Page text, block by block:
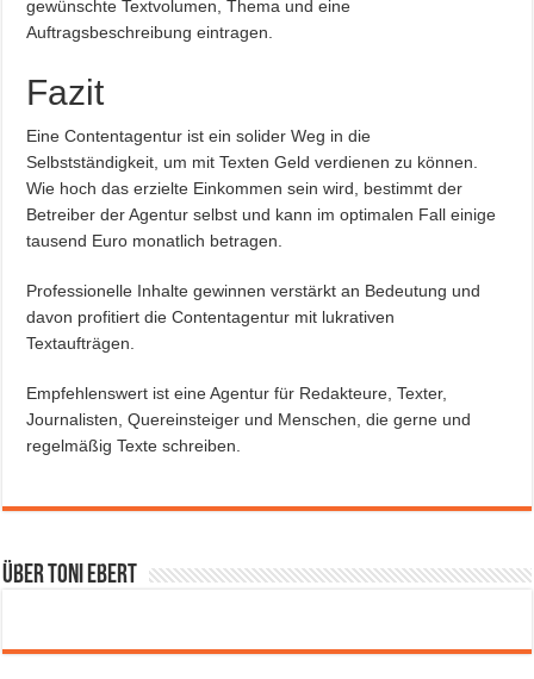
gewünschte Textvolumen, Thema und eine
Auftragsbeschreibung eintragen.
Fazit
Eine Contentagentur ist ein solider Weg in die
Selbstständigkeit, um mit Texten Geld verdienen zu können.
Wie hoch das erzielte Einkommen sein wird, bestimmt der
Betreiber der Agentur selbst und kann im optimalen Fall einige
tausend Euro monatlich betragen.
Professionelle Inhalte gewinnen verstärkt an Bedeutung und
davon profitiert die Contentagentur mit lukrativen
Textaufträgen.
Empfehlenswert ist eine Agentur für Redakteure, Texter,
Journalisten, Quereinsteiger und Menschen, die gerne und
regelmäßig Texte schreiben.
Über Toni Ebert